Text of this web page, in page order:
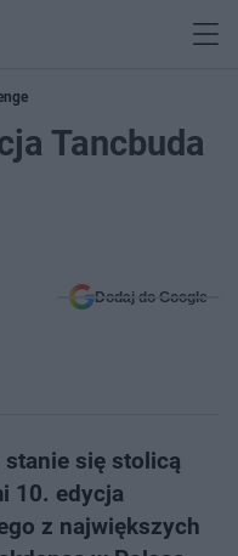
Tancbuda
Dodaj do Google
się stolicą
10. edycja
z największych